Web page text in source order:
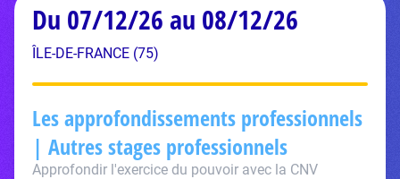
Du 07/12/26 au 08/12/26
ÎLE-DE-FRANCE (75)
Les approfondissements professionnels
| Autres stages professionnels
Approfondir l'exercice du pouvoir avec la CNV